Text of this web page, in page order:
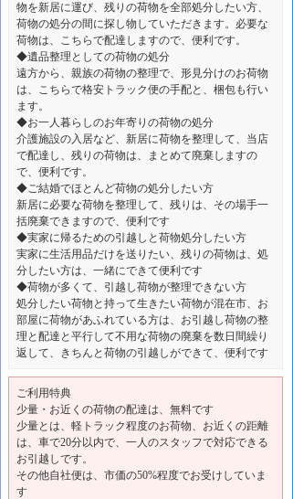
物を新居に運び、残りの荷物を全部処分したい方、
荷物の処分の間に探し物していただきます。必要な
荷物は、こちらで配達しますので、便利です。
◆遺品整理としての荷物の処分
遠方から、親族の荷物の整理で、形見分けのお荷物
は、こちらで格安トラック便の手配と、梱包も行い
ます。
◆お一人暮らしのお年寄りの荷物の処分
介護施設の入居など、新居に荷物を整理して、当店
で配達し、残りの荷物は、まとめて廃棄しますの
で、便利です。
◆ご結婚でほとんど荷物の処分したい方
新居に必要な荷物を整理して、残りは、その場手一
括廃棄できますので、便利です
◆実家に帰るための引越しと荷物処分したい方
実家に生活用品だけを送りたい、残りの荷物は、処
分したい方は、一緒にできて便利です
◆荷物が多くて、引越し荷物が整理できない方
処分したい荷物と持って生きたい荷物が混在市、お
部屋に荷物があふれている方は、お引越し荷物の整
理と配達と平行して不用な荷物の廃棄を数日間繰り
返して、きちんと荷物の引越しができて、便利です
ご利用特典
少量・お近くの荷物の配達は、無料です
少量とは、軽トラック程度のお荷物、お近くの距離
は、車で20分以内で、一人のスタッフで対応できる
お引越しです。
その他自社便は、市価の50%程度でお受けしていま
す